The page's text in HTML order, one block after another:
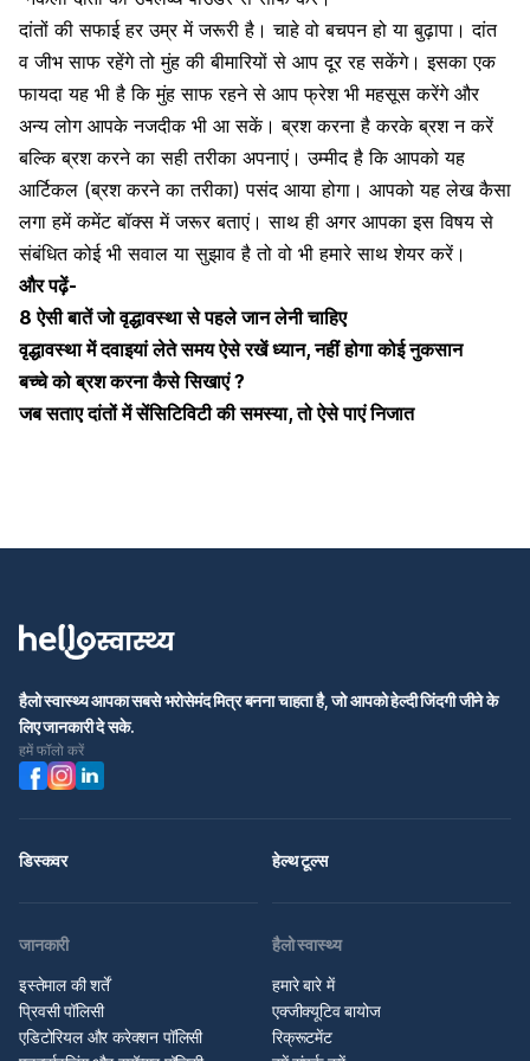
दांतों की सफाई हर उम्र में जरूरी है। चाहे वो बचपन हो या बुढ़ापा।दांत
व जीभ साफ रहेंगे तो मुंह की बीमारियों से आप दूर रह सकेंगे। इसका एक
फायदा यह भी है कि मुंह साफ रहने से आप फ्रेश भी महसूस करेंगे और
अन्य लोग आपके नजदीक भी आ सकें। ब्रश करना है करके ब्रश न करें
बल्कि ब्रश करने का सही तरीका अपनाएं। उम्मीद है कि आपको यह
आर्टिकल (ब्रश करने का तरीका) पसंद आया होगा। आपको यह लेख कैसा
लगा हमें कमेंट बॉक्स में जरूर बताएं। साथ ही अगर आपका इस विषय से
संबंधित कोई भी सवाल या सुझाव है तो वो भी हमारे साथ शेयर करें।
और पढ़ें-
8 ऐसी बातें जो वृद्धावस्था से पहले जान लेनी चाहिए
वृद्धावस्था में दवाइयां लेते समय ऐसे रखें ध्यान, नहीं होगा कोई नुकसान
बच्चे को ब्रश करना कैसे सिखाएं ?
जब सताए दांतों में सेंसिटिविटी की समस्या, तो ऐसे पाएं निजात
हैलो स्वास्थ्य आपका सबसे भरोसेमंद मित्र बनना चाहता है, जो आपको हेल्दी जिंदगी जीने के
लिए जानकारी दे सके.
हमें फॉलो करें
डिस्कवर हेल्थ टूल्स
जानकारी
इस्तेमाल की शर्तें
प्रिवसी पॉलिसी
एडिटोरियल और करेक्शन पॉलिसी
हैलो स्वास्थ्य
हमारे बारे में
एक्जीक्यूटिव बायोज
रिक्रूटमेंट